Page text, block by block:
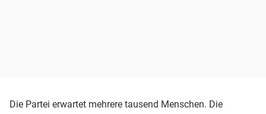
Die Partei erwartet mehrere tausend Menschen. Die